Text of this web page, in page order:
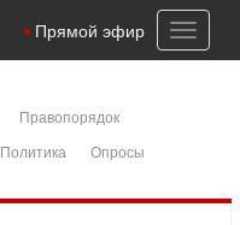
Toggle
Прямой эфир
Правопорядок
Политика
Опросы